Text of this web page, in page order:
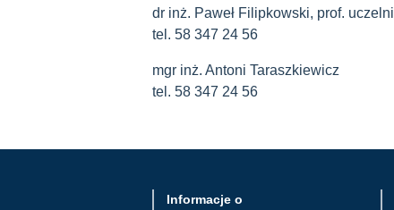
dr inż. Paweł Filipkowski, prof. uczelni
tel. 58 347 24 56
mgr inż. Antoni Taraszkiewicz
tel. 58 347 24 56
Informacje o